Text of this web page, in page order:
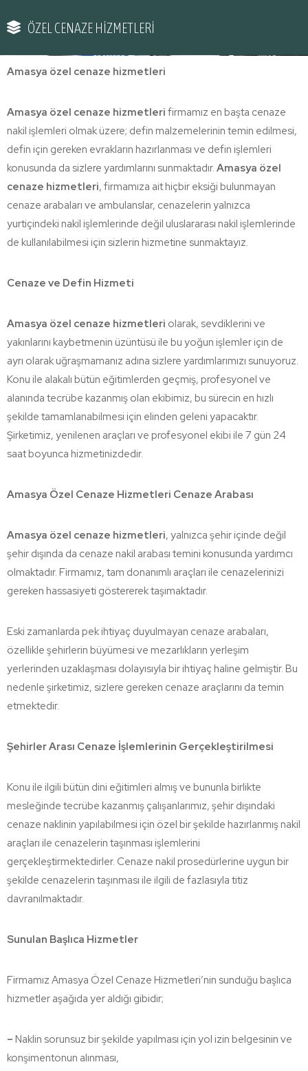
ÖZEL CENAZE HİZMETLERİ
Amasya özel cenaze hizmetleri
Amasya özel cenaze hizmetleri firmamız en başta cenaze
nakil işlemleri olmak üzere; defin malzemelerinin temin edilmesi,
defin için gereken evrakların hazırlanması ve defin işlemleri
konusunda da sizlere yardımlarını sunmaktadır. Amasya özel
cenaze hizmetleri, firmamıza ait hiçbir eksiği bulunmayan
cenaze arabaları ve ambulanslar, cenazelerin yalnızca
yurtiçindeki nakil işlemlerinde değil uluslararası nakil işlemlerinde
de kullanılabilmesi için sizlerin hizmetine sunmaktayız.
Cenaze ve Defin Hizmeti
Amasya özel cenaze hizmetleri olarak, sevdiklerini ve
yakınlarını kaybetmenin üzüntüsü ile bu yoğun işlemler için de
ayrı olarak uğraşmamanız adına sizlere yardımlarımızı sunuyoruz.
Konu ile alakalı bütün eğitimlerden geçmiş, profesyonel ve
alanında tecrübe kazanmış olan ekibimiz, bu sürecin en hızlı
şekilde tamamlanabilmesi için elinden geleni yapacaktır.
Şirketimiz, yenilenen araçları ve profesyonel ekibi ile 7 gün 24
saat boyunca hizmetinizdedir.
Amasya Özel Cenaze Hizmetleri Cenaze Arabası
Amasya özel cenaze hizmetleri, yalnızca şehir içinde değil
şehir dışında da cenaze nakil arabası temini konusunda yardımcı
olmaktadır. Firmamız, tam donanımlı araçları ile cenazelerinizi
gereken hassasiyeti göstererek taşımaktadır.
Eski zamanlarda pek ihtiyaç duyulmayan cenaze arabaları,
özellikle şehirlerin büyümesi ve mezarlıkların yerleşim
yerlerinden uzaklaşması dolayısıyla bir ihtiyaç haline gelmiştir. Bu
nedenle şirketimiz, sizlere gereken cenaze araçlarını da temin
etmektedir.
Şehirler Arası Cenaze İşlemlerinin Gerçekleştirilmesi
Konu ile ilgili bütün dini eğitimleri almış ve bununla birlikte
mesleğinde tecrübe kazanmış çalışanlarımız, şehir dışındaki
cenaze naklinin yapılabilmesi için özel bir şekilde hazırlanmış nakil
araçları ile cenazelerin taşınması işlemlerini
gerçekleştirmektedirler. Cenaze nakil prosedürlerine uygun bir
şekilde cenazelerin taşınması ile ilgili de fazlasıyla titiz
davranılmaktadır.
Sunulan Başlıca Hizmetler
Firmamız Amasya Özel Cenaze Hizmetleri’nin sunduğu başlıca
hizmetler aşağıda yer aldığı gibidir;
– Naklin sorunsuz bir şekilde yapılması için yol izin belgesinin ve
konşimentonun alınması,